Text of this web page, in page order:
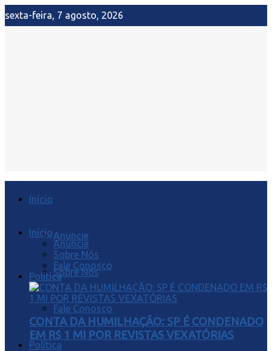
sexta-feira, 7 agosto, 2026
Início
Anuncie
Sobre Nós
Fale Conosco
Política
Início
Anuncie
Sobre Nós
Fale Conosco
Política
CONTA DA HUMILHAÇÃO: SP É CONDENADO
EM R$ 1 MI POR REVISTAS VEXATÓRIAS